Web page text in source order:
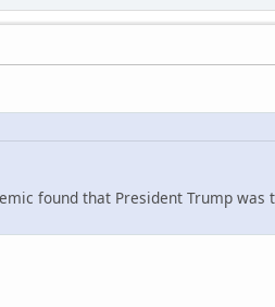
found that President Trump was